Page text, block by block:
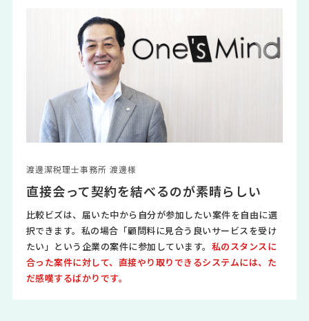
渡邊潔税理士事務所 渡邊様
直接会って契約を結べるのが素晴らしい
比較ビズは、届いた中から自分が参加したい案件を自由に選
択できます。私の場合「顧問料に見合う良いサービスを受け
たい」という企業の案件に参加しています。 私のスタンスに
合った案件に対して、直接やり取りできるシステムには、た
だ感嘆するばかりです。